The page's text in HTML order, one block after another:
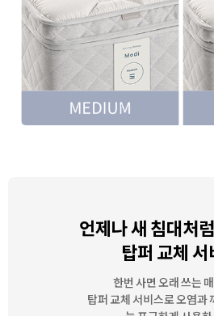
언제나 새 침대처
탑퍼 교체 서
한번 사면 오래 쓰는
탑퍼 교체 서비스로 오염과